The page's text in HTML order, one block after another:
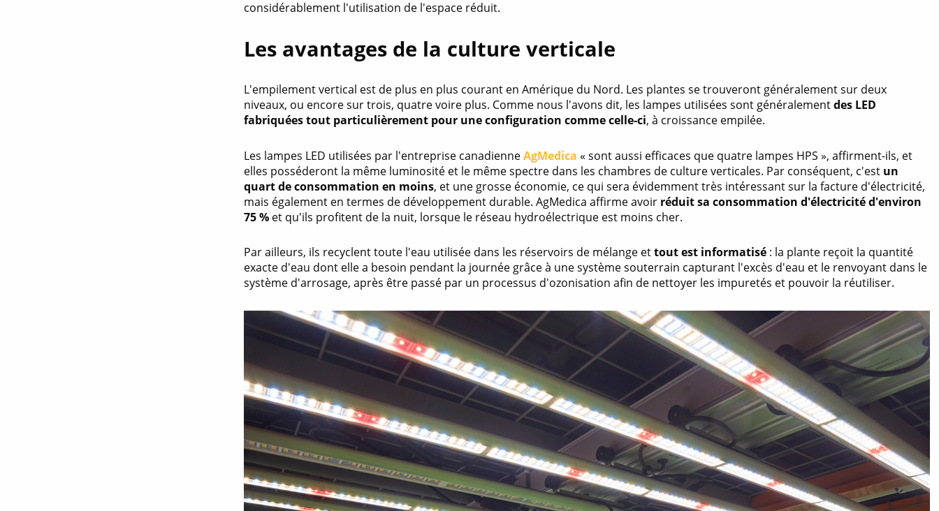
considérablement l'utilisation de l'espace réduit.
Les avantages de la culture verticale
L'empilement vertical est de plus en plus courant en Amérique du Nord. Les plantes se trouveront généralement sur deux
niveaux, ou encore sur trois, quatre voire plus. Comme nous l'avons dit, les lampes utilisées sont généralementdes LED
fabriquées tout particulièrement pour une configuration comme celle-ci, à croissance empilée.
Les lampes LED utilisées par l'entreprise canadienneAgMedica « sont aussi efficaces que quatre lampes HPS », affirment-ils, et
elles posséderont la même luminosité et le même spectre dans les chambres de culture verticales. Par conséquent, c'est un
quart de consommation en moins, et une grosse économie, ce qui sera évidemment très intéressant sur la facture d'électricité,
mais également en termes de développement durable. AgMedica affirme avoir réduit sa consommation d'électricité d'environ
75 % et qu'ils profitent de la nuit, lorsque le réseau hydroélectrique est moins cher.
Par ailleurs, ils recyclent toute l'eau utilisée dans les réservoirs de mélange ettout est informatisé : la plante reçoit la quantité
exacte d'eau dont elle a besoin pendant la journée grâce à une système souterrain capturant l'excès d'eau et le renvoyant dans le
système d'arrosage, après être passé par un processus d'ozonisation afin de nettoyer les impuretés et pouvoir la réutiliser.